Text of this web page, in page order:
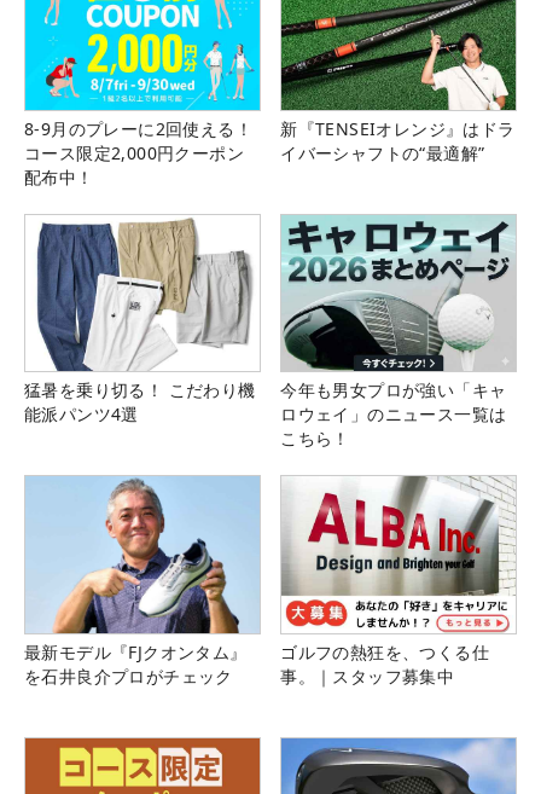
8-9月のプレーに2回使える！
コース限定2,000円クーポン
配布中！
新『TENSEIオレンジ』はドラ
イバーシャフトの“最適解”
猛暑を乗り切る！ こだわり機
能派パンツ4選
今年も男女プロが強い「キャ
ロウェイ」のニュース一覧は
こちら！
最新モデル『FJクオンタム』
を石井良介プロがチェック
ゴルフの熱狂を、つくる仕
事。｜スタッフ募集中